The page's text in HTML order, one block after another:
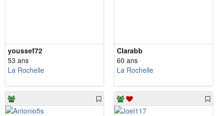
youssef72
53 ans
La Rochelle
Clarabb
60 ans
La Rochelle